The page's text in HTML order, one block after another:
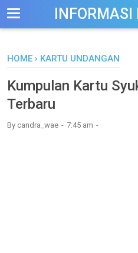
-->
HOME › KARTU UNDANGAN
Kumpulan Kartu
Terbaru
By candra_wae 7:45 am